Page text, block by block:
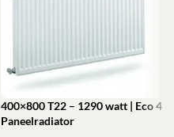
400×800 T22 – 1290 watt | Eco 4
Paneelradiator